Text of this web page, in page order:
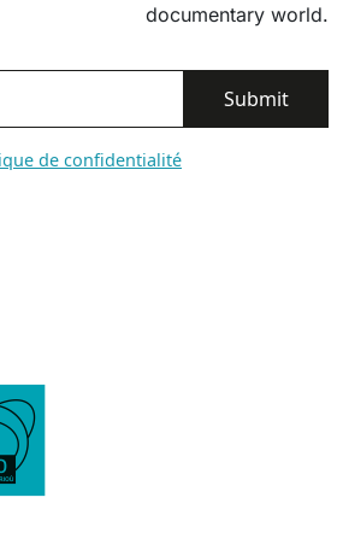
documentary world.
de confidentialité